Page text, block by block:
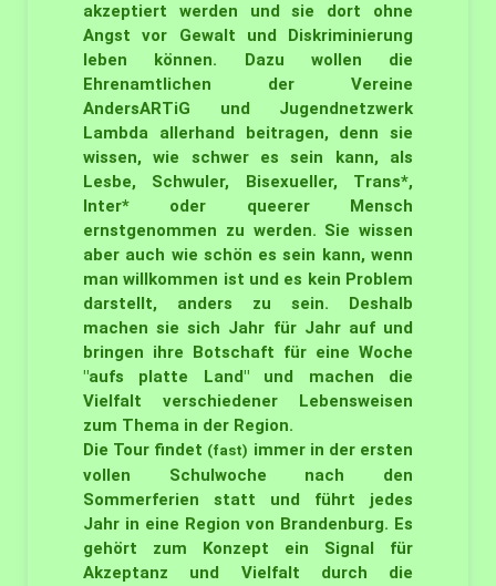
akzeptiert werden und sie dort ohne
Angst vor Gewalt und Diskriminierung
leben können. Dazu wollen die
Ehrenamtlichen der Vereine
AndersARTiG und Jugendnetzwerk
Lambda allerhand beitragen, denn sie
wissen, wie schwer es sein kann, als
Lesbe, Schwuler, Bisexueller, Trans*,
Inter* oder queerer Mensch
ernstgenommen zu werden. Sie wissen
aber auch wie schön es sein kann, wenn
man willkommen ist und es kein Problem
darstellt, anders zu sein. Deshalb
machen sie sich Jahr für Jahr auf und
bringen ihre Botschaft für eine Woche
"aufs platte Land" und machen die
Vielfalt verschiedener Lebensweisen
zum Thema in der Region.
Die Tour findet (fast) immer in der ersten
vollen Schulwoche nach den
Sommerferien statt und führt jedes
Jahr in eine Region von Brandenburg. Es
gehört zum Konzept ein Signal für
Akzeptanz und Vielfalt durch die